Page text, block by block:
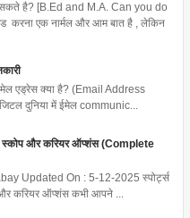
सकते है? [B.Ed and M.A. Can you do
एक नार्मल और आम बात है , लेकिन
एड्रेस क्या है? (Email Address
दुनिया में ईमेल communic...
स्कोप और करियर ऑप्शंस (Complete
Updated On : 5-12-2025 स्पोर्ट्स
और करियर ऑप्शंस कभी आपने ...